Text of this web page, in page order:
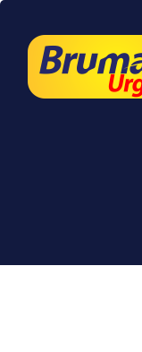
experiência. Ao
de acordo com isso.